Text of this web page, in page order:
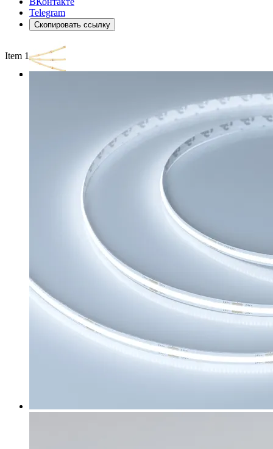
Telegram
Скопировать ссылку
Item 1 of 3